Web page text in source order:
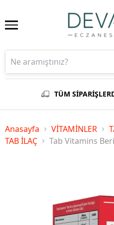
TÜM
Anasayfa VİTAMİNLER
TAB İLAÇ
Tab Vitamins